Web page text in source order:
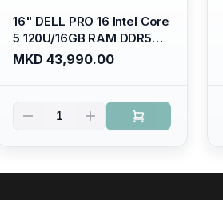
16" DELL PRO 16 Intel Core
5 120U/16GB RAM DDR5
5600mhz/ 512 GB SSD M.2
Nvme/fullhd+ (16:10)
4/RJ45/PC16250
MKD 43,990.00
1